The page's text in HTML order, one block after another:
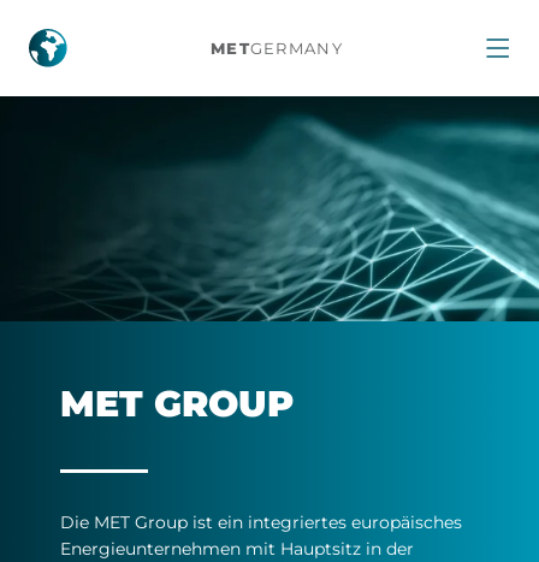
Fakten
zur
METGERMANY
MET GROUP
Die MET Group ist ein in­te­grier­tes eu­ro­pä­i­sches
Ener­gie­un­ter­neh­men mit Haupt­sitz in der